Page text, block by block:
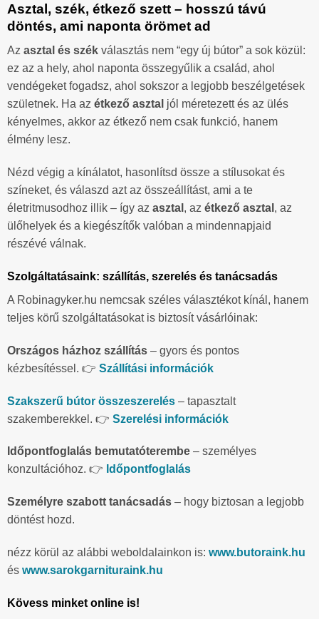
Asztal, szék, étkező szett – hosszú távú
döntés, ami naponta örömet ad
Az asztal és szék választás nem “egy új bútor” a sok közül:
ez az a hely, ahol naponta összegyűlik a család, ahol
vendégeket fogadsz, ahol sokszor a legjobb beszélgetések
születnek. Ha az étkező asztal jól méretezett és az ülés
kényelmes, akkor az étkező nem csak funkció, hanem
élmény lesz.
Nézd végig a kínálatot, hasonlítsd össze a stílusokat és
színeket, és válaszd azt az összeállítást, ami a te
életritmusodhoz illik – így az asztal , az étkező asztal , az
ülőhelyek és a kiegészítők valóban a mindennapjaid
részévé válnak.
Szolgáltatásaink: szállítás, szerelés és tanácsadás
A Robinagyker.hu nemcsak széles választékot kínál, hanem
teljes körű szolgáltatásokat is biztosít vásárlóinak:
Országos házhoz szállítás – gyors és pontos
kézbesítéssel. 👉 Szállítási információk
Szakszerű bútor összeszerelés – tapasztalt
szakemberekkel. 👉 Szerelési információk
Időpontfoglalás bemutatóterembe – személyes
konzultációhoz. 👉 Időpontfoglalás
Személyre szabott tanácsadás – hogy biztosan a legjobb
döntést hozd.
nézz körül az alábbi weboldalainkon is: www.butoraink.hu
és www.sarokgarnituraink.hu
Kövess minket online is!